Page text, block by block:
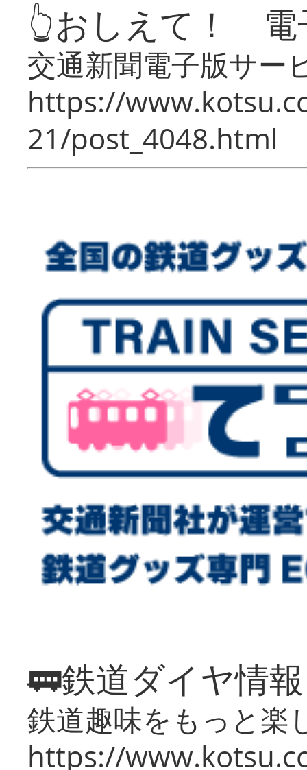
👆おしえて！ 電
交通新聞電子版サー
https://
21/post_4048.html
🚃鉄道ダイヤ情
鉄道趣味をもっと楽
https://